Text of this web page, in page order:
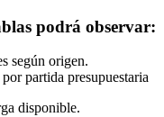
podrá observar:
según origen.
partida presupuestaria
disponible.